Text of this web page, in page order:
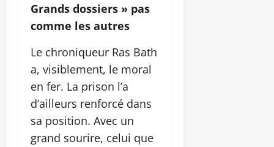
Grands dossiers » pas
comme les autres
Le chroniqueur Ras Bath
a, visiblement, le moral
en fer. La prison l’a
d’ailleurs renforcé dans
sa position. Avec un
grand sourire, celui que